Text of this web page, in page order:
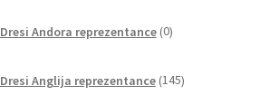
Dresi Andora reprezentance 0izdelkov
Dresi Anglija reprezentance 145izdelkov